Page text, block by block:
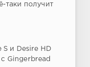
таки получит
S и Desire HD
Gingerbread